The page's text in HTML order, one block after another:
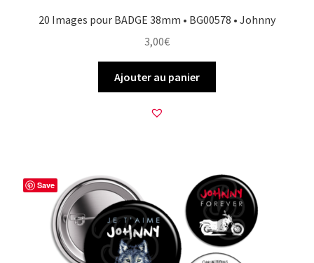
20 Images pour BADGE 38mm • BG00578 • Johnny
3,00€
Ajouter au panier
Save